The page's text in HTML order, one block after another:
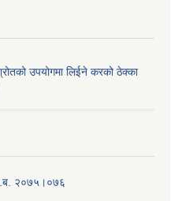
उपयोगमा लिईने करको ठेक्का
२०७५।०७६